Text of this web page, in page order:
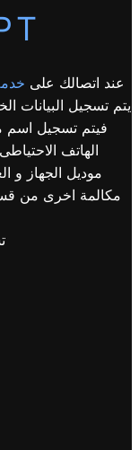
عند اتصالك على
يتم تسجيل البيانات
فيتم تسجيل اسم
الهاتف
موديل الجهاز و
مكالمة اخرى من